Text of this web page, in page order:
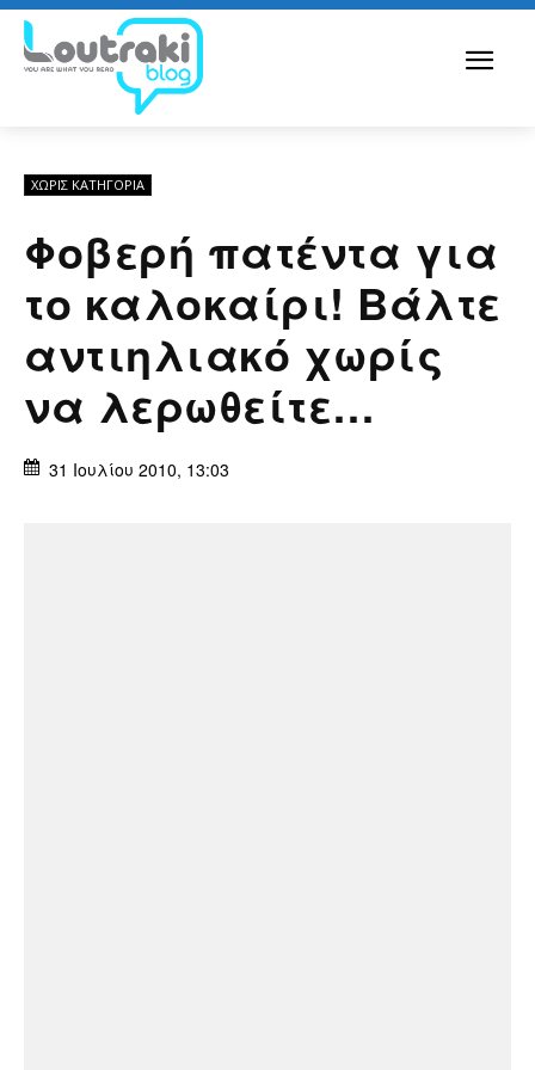
ΧΩΡΊΣ ΚΑΤΗΓΟΡΊΑ
Φοβερή πατέντα για
το καλοκαίρι! Βάλτε
αντιηλιακό χωρίς
να λερωθείτε…
31 Ιουλίου 2010, 13:03